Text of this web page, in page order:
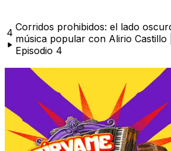
4 Corridos prohibidos: el lado
música popular con Alirio Castillo |
Episodio 4